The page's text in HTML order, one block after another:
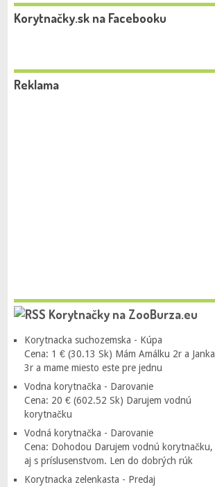
Korytnačky.sk na Facebooku
Reklama
Korytnačky na ZooBurza.eu
Korytnacka suchozemska - Kúpa
Cena: 1 € (30.13 Sk) Mám Amálku 2r a Janka
3r a mame miesto este pre jednu
Vodna korytnačka - Darovanie
Cena: 20 € (602.52 Sk) Darujem vodnú
korytnačku
Vodná korytnačka - Darovanie
Cena: Dohodou Darujem vodnú korytnačku,
aj s príslusenstvom. Len do dobrých rúk
Korytnacka zelenkasta - Predaj